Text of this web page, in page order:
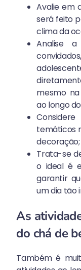
Avalie em
será feito
clima da
Analise
mesmo
ao longo
temáticos
decoração;
Trata-se
o ideal é
garantir
um dia tão
As
do chá de
Também é